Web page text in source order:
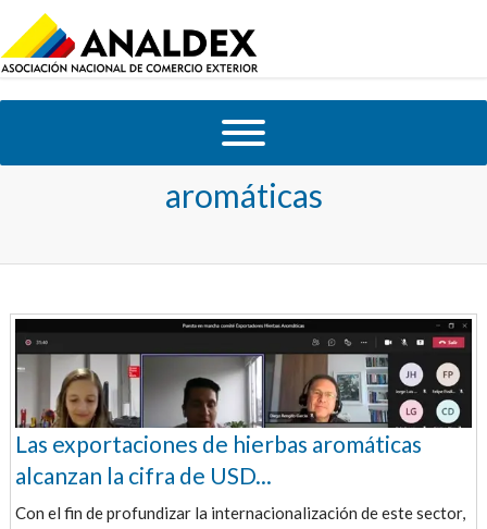
Tag Archives:
aromáticas
Las exportaciones de hierbas aromáticas
alcanzan la cifra de USD...
Con el fin de profundizar la internacionalización de este sector,